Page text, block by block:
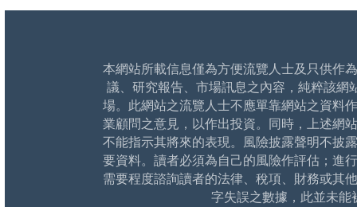
本網站所載信息僅為方便流覽人士及只供作
議、研究報告、市場訊息之內容，純粹該
場。此網站之流覽人士不應單靠網站之資料
業顧問之意見，以作出投資。同時，上述網
不能指示其將來的表現。風險披露聲明不披
要資料。讀者必須為自己的風險作評估；進
需要程度諮詢讀者的法律、稅項、財務或其
字失誤之數據，此並未